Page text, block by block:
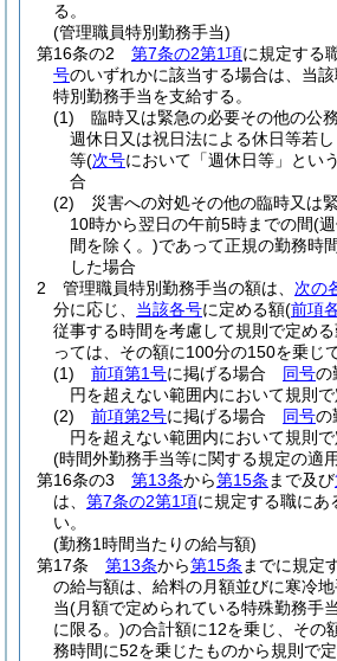
る。
(管理職員特別勤務手当)
第16条の2
第7条の2第1項に規定する
号のいずれかに該当する場合は、当
特別勤務手当を支給する。
(1)
臨時又は緊急の必要その他の公
週休日又は祝日法による休日等若
等(次号において「週休日等」とい
合
(2)
災害への対処その他の臨時又は
10時から翌日の午前5時までの間(
間を除く。)であって正規の勤務時
した場合
2
管理職員特別勤務手当の額は、 次の
分に応じ、 当該各号に定める額(前項
従事する時間を考慮して規則で定め
っては、その額に100分の150を乗じ
(1)
前項第1号に掲げる場合 同号の
円を超えない範囲内において規則
(2)
前項第2号に掲げる場合 同号の
円を超えない範囲内において規則
(時間外勤務手当等に関する規定の適
第16条の3
第13条から第15条 まで及び
は、 第7条の2第1項に規定する職にあ
い。
(勤務1時間当たりの給与額)
第17条
第13条から第15条 までに規定
の給与額は、給料の月額並びに寒冷
当(月額で定められている特殊勤務手
に限る。)の合計額に12を乗じ、その
務時間に52を乗じたものから規則で